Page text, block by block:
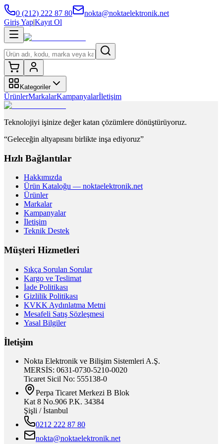
0 (212) 222 87 80
nokta@noktaelektronik.net
Giriş Yap|Kayıt Ol
Kategoriler
ÜrünlerMarkalarKampanyalarİletişim
Teknolojiyi işinize değer katan çözümlere dönüştürüyoruz.
“Geleceğin altyapısını birlikte inşa ediyoruz”
Hızlı Bağlantılar
Hakkımızda
Ürün Kataloğu — noktaelektronik.net
Ürünler
Markalar
Kampanyalar
İletişim
Teknik Destek
Müşteri Hizmetleri
Sıkça Sorulan Sorular
Kargo ve Teslimat
İade Politikası
Gizlilik Politikası
KVKK Aydınlatma Metni
Mesafeli Satış Sözleşmesi
Yasal Bilgiler
İletişim
Nokta Elektronik ve Bilişim Sistemleri A.Ş.
MERSİS: 0631-0730-5210-0020
Ticaret Sicil No: 555138-0
Perpa Ticaret Merkezi B Blok
Kat 8 No.906 P.K. 34384
Şişli / İstanbul
0212 222 87 80
nokta@noktaelektronik.net